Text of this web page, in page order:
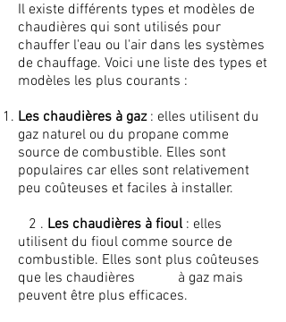
Il existe différents types et modèles de
chaudières qui sont utilisés pour
chauffer l'eau ou l'air dans les systèmes
de chauffage. Voici une liste des types et
modèles les plus courants :
Les chaudières à gaz: elles utilisent du
gaz naturel ou du propane comme
source de combustible. Elles sont
populaires car elles sont relativement
peu coûteuses et faciles à installer.
2 . Les chaudières à fioul: elles
utilisent du fioul comme source de
combustible. Elles sont plus coûteuses
que les chaudières à gaz mais
peuvent être plus efficaces.